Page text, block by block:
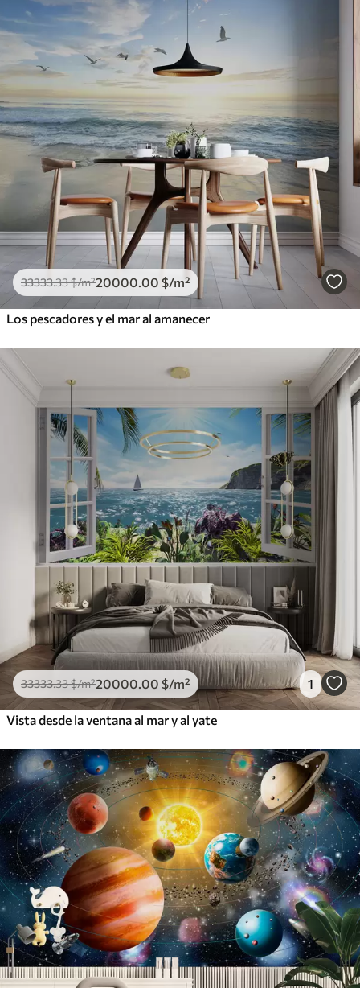
33333.33$/m²20000 .00 $/m²
Los pescadores y el mar al amanecer
33333.33$/m²20000 .00 $/m² 1
Vista desde la ventana al mar y al yate